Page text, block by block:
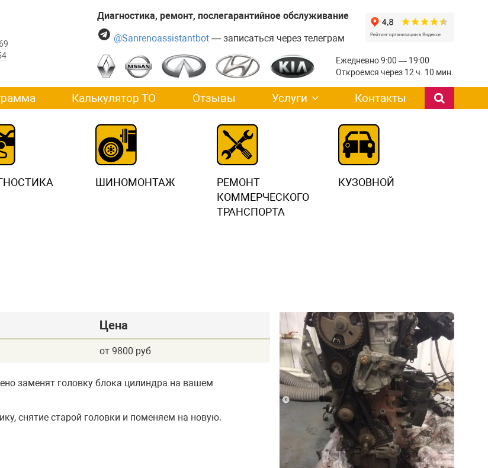
Диагностика, ремонт, послегарантийное обслуживание
@Sanrenoassistantbot — записаться через телеграм
Ежедневно 9:00 — 19:00
Откроемся через 12 ч. 10 мин.
Калькулятор ТО Отзывы Услуги Контакты
ШИНОМОНТАЖ
РЕМОНТ
КОММЕРЧЕСКОГО
ТРАНСПОРТА
КУЗОВНОЙ
Цена
от 9800 руб
заменят головку блока цилиндра на вашем
снятие старой головки и поменяем на новую.